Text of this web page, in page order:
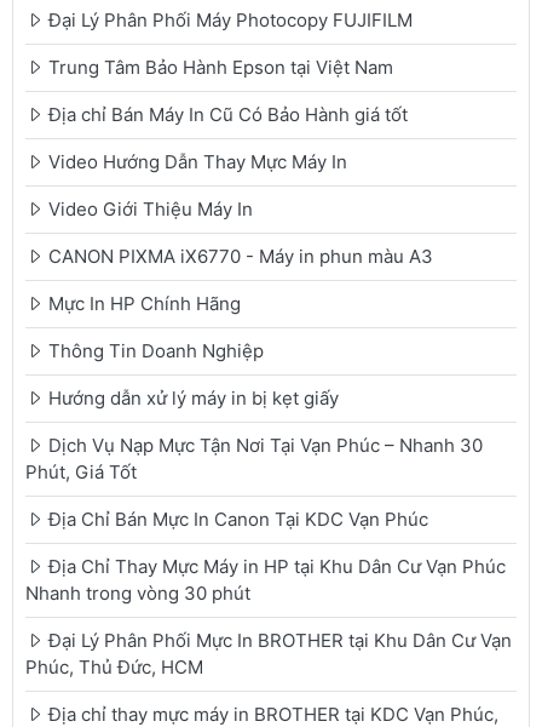
Đại Lý Phân Phối Máy Photocopy FUJIFILM
Trung Tâm Bảo Hành Epson tại Việt Nam
Địa chỉ Bán Máy In Cũ Có Bảo Hành giá tốt
Video Hướng Dẫn Thay Mực Máy In
Video Giới Thiệu Máy In
CANON PIXMA iX6770 - Máy in phun màu A3
Mực In HP Chính Hãng
Thông Tin Doanh Nghiệp
Hướng dẫn xử lý máy in bị kẹt giấy
Dịch Vụ Nạp Mực Tận Nơi Tại Vạn Phúc – Nhanh 30
Phút, Giá Tốt
Địa Chỉ Bán Mực In Canon Tại KDC Vạn Phúc
Địa Chỉ Thay Mực Máy in HP tại Khu Dân Cư Vạn Phúc
Nhanh trong vòng 30 phút
Đại Lý Phân Phối Mực In BROTHER tại Khu Dân Cư Vạn
Phúc, Thủ Đức, HCM
Địa chỉ thay mực máy in BROTHER tại KDC Vạn Phúc,